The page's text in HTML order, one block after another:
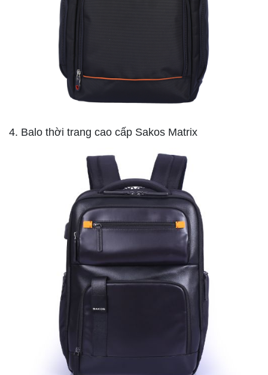
4. Balo thời trang cao cấp Sakos Matrix